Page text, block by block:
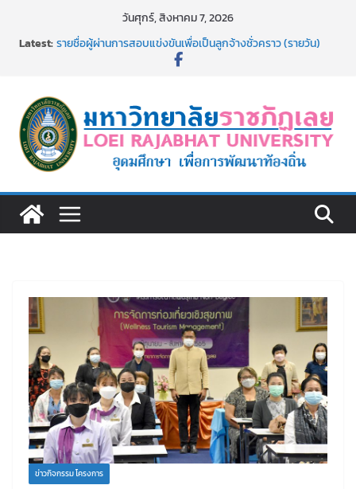
วันศุกร์, สิงหาคม 7, 2026
Latest:
ม.ราชภัฏเลย จัดกิจกรรมจิตอาสาบำเพ็ญสาธารณประโยชน์ และ
บำเพ็ญสาธารณกุศล 69
รายชื่อผู้ผ่านการสอบแข่งขันเพื่อเป็นลูกจ้างชั่วคราว (รายวัน)
เงินรายได้
รายชื่อผู้มีสิทธิเข้าพักอาศัยอาคารชุดสำหรับบุคลากร สาย
สนับสนุน สังกัดมหาวิทยาลัยราชภัฏเลย ครั้งที่ 2/2569
อธิการบดี มรภ.เลย ร่วมประชุมชี้แจงกับคณะอนุกรรมาธิการ
ประจำปีงบประมาณ พ.ศ. 2570
ประกาศผู้ชนะการเสนอราคา จ้างทำปกปริญญาบัตร จำนวน
๑,๙๗๒ ชุด โดยวิธีเฉพาะเจาะจง
ข่าวกิจกรรม โครงการ